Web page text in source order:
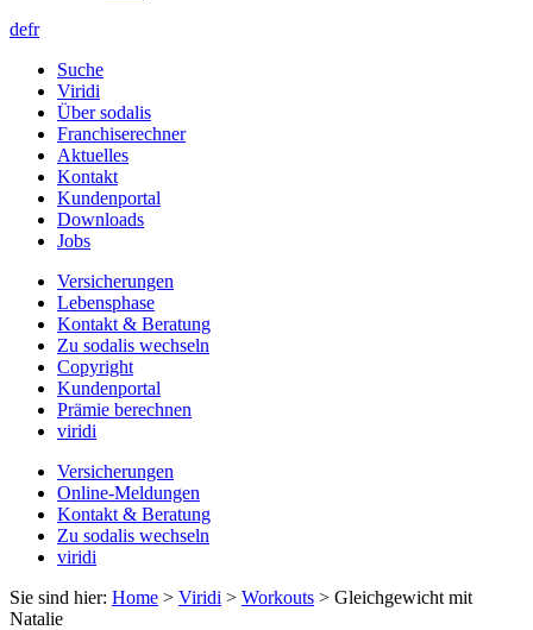
defr
Suche
Viridi
Über sodalis
Franchiserechner
Aktuelles
Kontakt
Kundenportal
Downloads
Jobs
Versicherungen
Lebensphase
Kontakt & Beratung
Zu sodalis wechseln
Copyright
Kundenportal
Prämie berechnen
viridi
Versicherungen
Online-Meldungen
Kontakt & Beratung
Zu sodalis wechseln
viridi
Sie sind hier: Home > Viridi > Workouts > Gleichgewicht mit
Natalie